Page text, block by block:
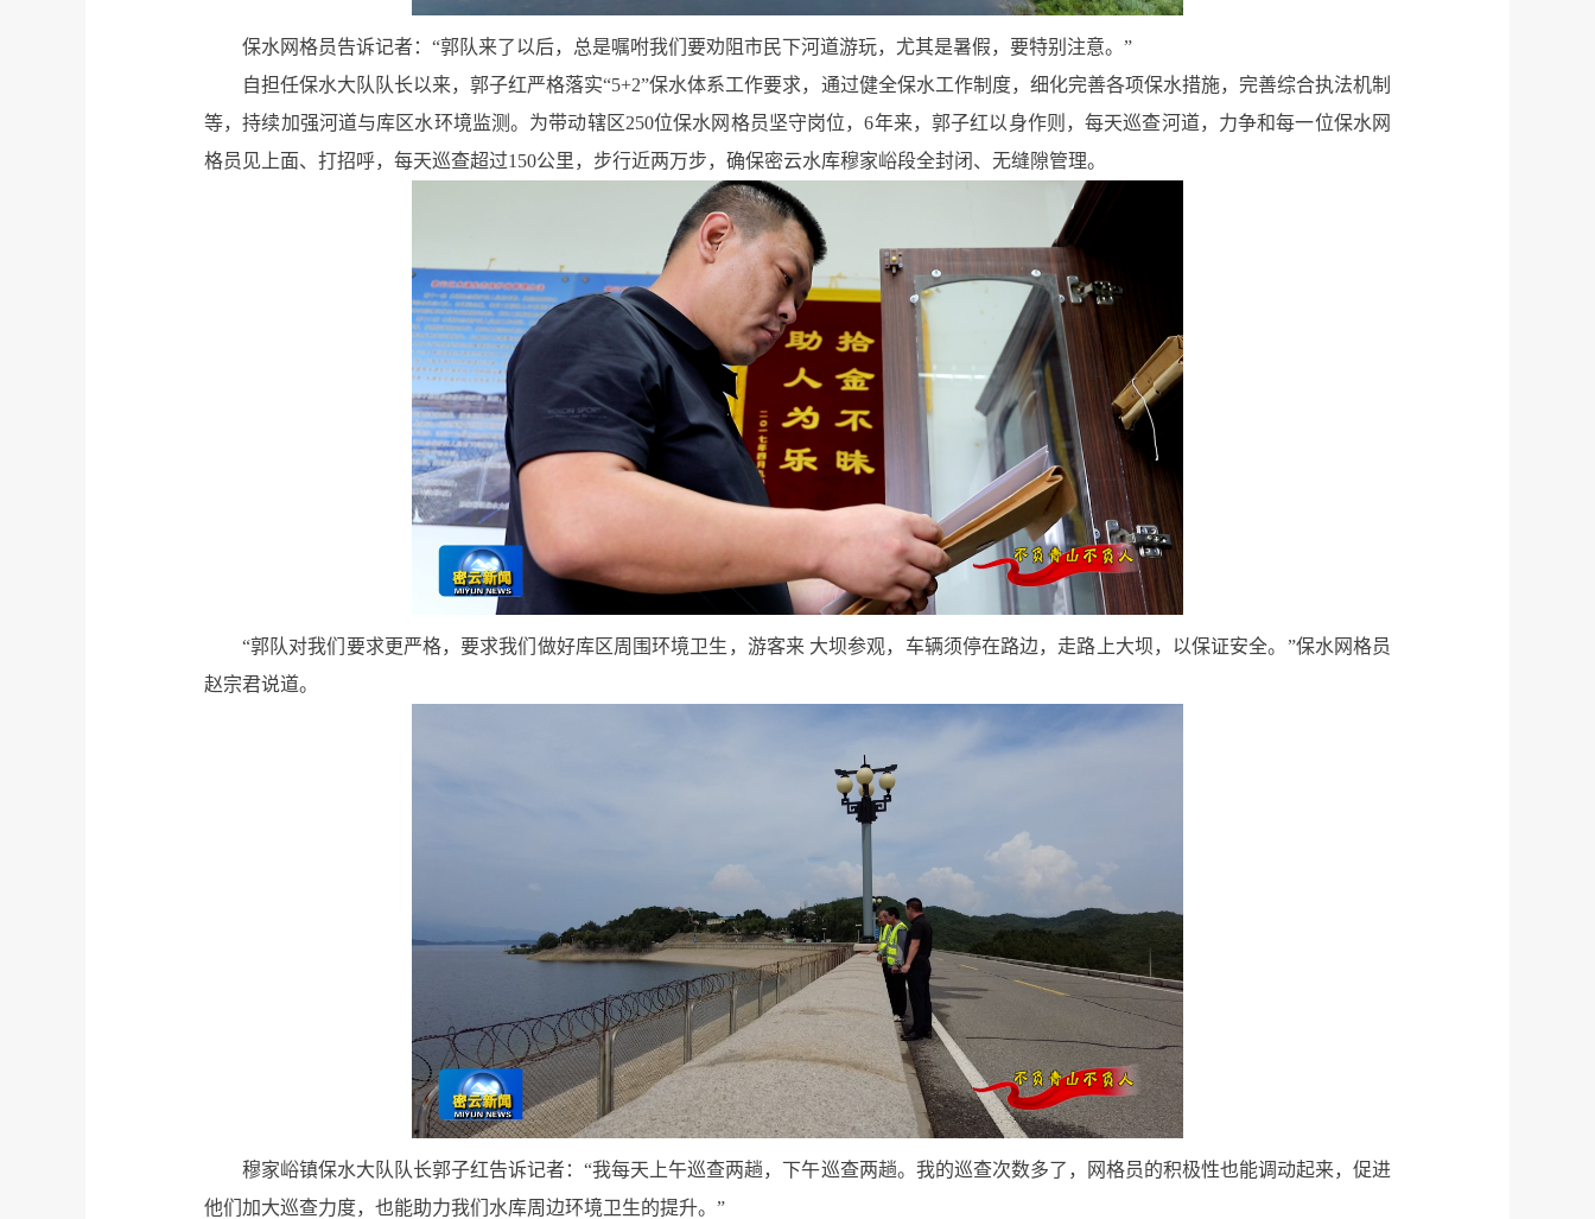
保水网格员告诉记者：“郭队来了以后，总是嘱咐我们要劝阻市民下河道游玩，尤其是暑假，要特别注意。”
自担任保水大队队长以来，郭子红严格落实“5+2”保水体系工作要求，通过健全保水工作制度，细化完善各项保水措施，完善综合执法机制
等，持续加强河道与库区水环境监测。为带动辖区250位保水网格员坚守岗位，6年来，郭子红以身作则，每天巡查河道，力争和每一位保水网
格员见上面、打招呼，每天巡查超过150公里，步行近两万步，确保密云水库穆家峪段全封闭、无缝隙管理。
“郭队对我们要求更严格，要求我们做好库区周围环境卫生，游客来 大坝参观，车辆须停在路边，走路上大坝，以保证安全。”保水网格员
赵宗君说道。
穆家峪镇保水大队队长郭子红告诉记者：“我每天上午巡查两趟，下午巡查两趟。我的巡查次数多了，网格员的积极性也能调动起来，促进
他们加大巡查力度，也能助力我们水库周边环境卫生的提升。”